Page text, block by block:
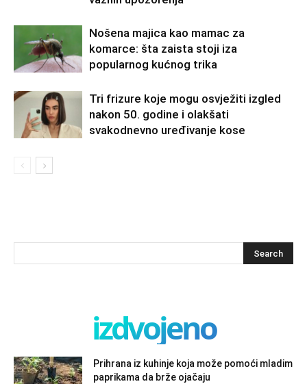
Nošena majica kao mamac za
komarce: šta zaista stoji iza
popularnog kućnog trika
Tri frizure koje mogu osvježiti izgled
nakon 50. godine i olakšati
svakodnevno uređivanje kose
izdvojeno
Prihrana iz kuhinje koja može pomoći mladim
paprikama da brže ojačaju